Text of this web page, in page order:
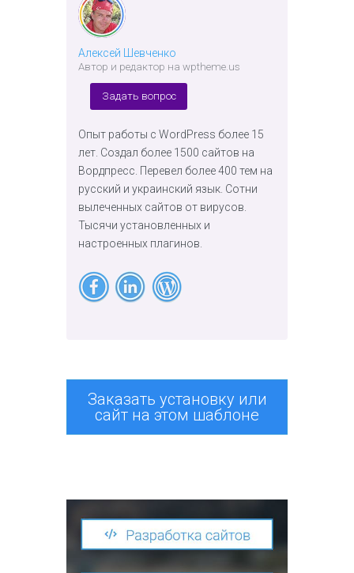
Алексей Шевченко
Автор и редактор на wptheme.us
Задать вопрос
Опыт работы с WordPress более 15
лет. Создал более 1500 сайтов на
Вордпресс. Перевел более 400 тем на
русский и украинский язык. Сотни
вылеченных сайтов от вирусов.
Тысячи установленных и
настроенных плагинов.
Заказать установку или
сайт на этом шаблоне